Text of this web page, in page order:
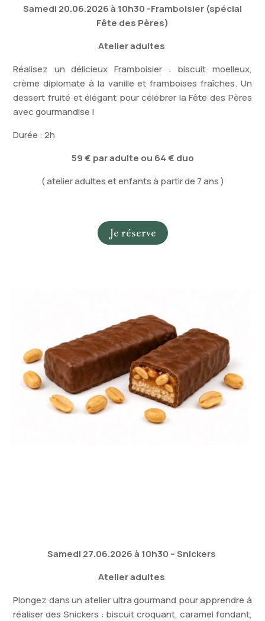
Samedi 20.06.2026 à 10h30 -Framboisier (spécial
Fête des Pères)
Atelier adultes
Réalisez un délicieux Framboisier : biscuit moelleux,
crème diplomate à la vanille et framboises fraîches. Un
dessert fruité et élégant pour célébrer la Fête des Pères
avec gourmandise !
Durée : 2h
59 € par adulte ou 64 € duo
( atelier adultes et enfants à partir de 7 ans )
Je réserve
Samedi 27.06.2026 à 10h30 – Snickers
Atelier adultes
Plongez dans un atelier ultra gourmand pour apprendre à
réaliser des Snickers : biscuit croquant, caramel fondant,